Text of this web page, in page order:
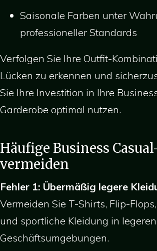
Saisonale Farben unter
professioneller Standards
Verfolgen Sie Ihre Outfit-
Lücken zu erkennen und
Sie Ihre Investition in Ihre
Garderobe optimal nutzen.
Häufige Business
vermeiden
Fehler 1: Übermäßig legere
Vermeiden Sie T-Shirts, Flip-
und sportliche Kleidung in legeren
Geschäftsumgebungen.